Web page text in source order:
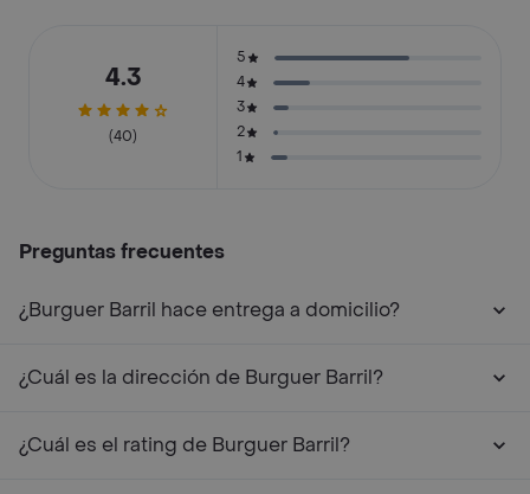
4.3
(40)
5
4
3
2
1
Preguntas frecuentes
¿Burguer Barril hace entrega a domicilio?
¿Cuál es la dirección de Burguer Barril?
¿Cuál es el rating de Burguer Barril?